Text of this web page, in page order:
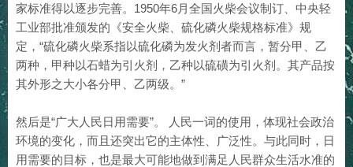
家标准得以逐步完善。1950年6月全国火柴会议制订、中央轻
工业部批准颁发的《安全火柴、硫化磷火柴规格标准》规
定，“硫化磷火柴系指以硫化磷为发火剂者而言，暂分甲、乙
两种，甲种以石蜡为引火剂，乙种以硫磺为引火剂。其产品按
其外形之大小各分甲、乙两级。”
然后是“广大人民日用需要”。 人民一词的使用，体现社会政治
环境的变化，而且还突出它的主体性、广泛性。与此同时，日
用需要的目标，也是最大可能地做到满足人民群众生活水准的